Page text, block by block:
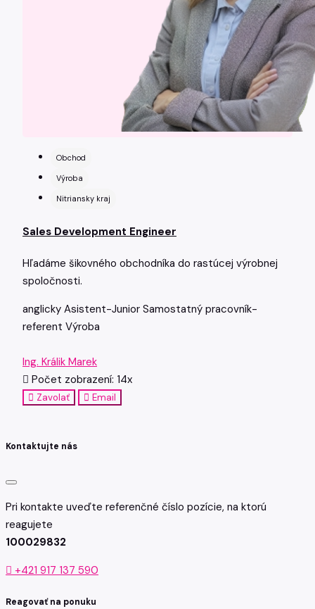
Obchod
Výroba
Nitriansky kraj
Sales Development Engineer
Hľadáme šikovného obchodníka do rastúcej výrobnej
spoločnosti.
anglicky Asistent-Junior Samostatný pracovník-
referent Výroba
Ing. Králik Marek
Počet zobrazení: 14x
Zavolať Email
Kontaktujte nás
Pri kontakte uveďte referenčné číslo pozície, na ktorú
reagujete
100029832
+421 917 137 590
Reagovať na ponuku